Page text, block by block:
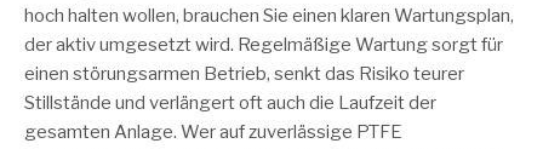
hoch halten wollen, brauchen Sie einen klaren Wartungsplan,
der aktiv umgesetzt wird. Regelmäßige Wartung sorgt für
einen störungsarmen Betrieb, senkt das Risiko teurer
Stillstände und verlängert oft auch die Laufzeit der
gesamten Anlage. Wer auf zuverlässige PTFE